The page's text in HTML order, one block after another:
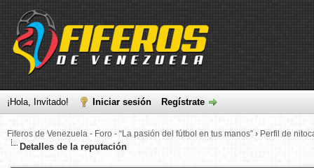
¡Hola, Invitado! Iniciar sesión Regístrate
Fiferos de Venezuela - Foro - “La pasión del fútbol en tus manos” › Perfil de
Detalles de la reputación